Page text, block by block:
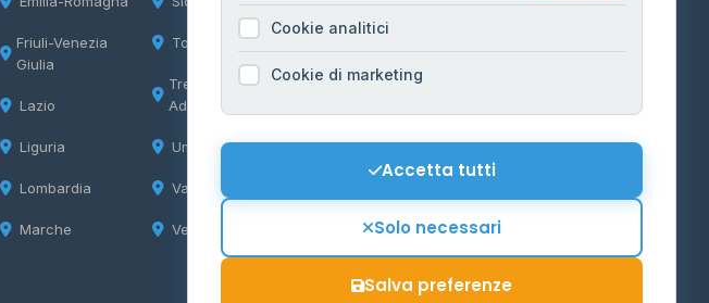
Friuli-Venezia
Giulia
Lazio
Liguria
Lombardia
Marche
Toscana
Trentino-Alto
Adige
Umbria
Valle d'Aosta
Veneto
Privacy Policy
Cookie Policy
Mappa del sito
Contattaci
Cookie analitici
Cookie di marketing
Accetta tutti
Solo necessari
Salva preferenze